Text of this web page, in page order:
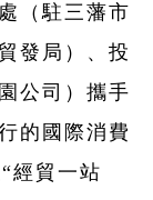
（駐三藩市
發局）、投
公司）攜手
的國際消費
經貿一站